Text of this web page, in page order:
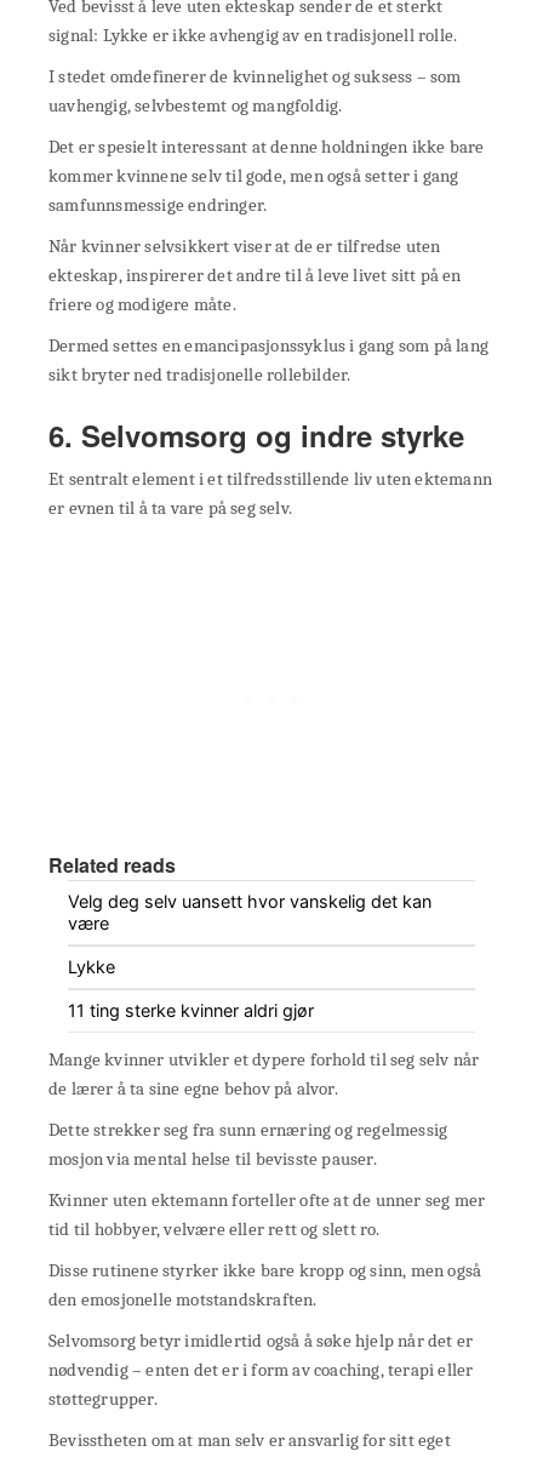
Ved bevisst å leve uten ekteskap sender de et sterkt
signal: Lykke er ikke avhengig av en tradisjonell rolle.
I stedet omdefinerer de kvinnelighet og suksess – som
uavhengig, selvbestemt og mangfoldig.
Det er spesielt interessant at denne holdningen ikke bare
kommer kvinnene selv til gode, men også setter i gang
samfunnsmessige endringer.
Når kvinner selvsikkert viser at de er tilfredse uten
ekteskap, inspirerer det andre til å leve livet sitt på en
friere og modigere måte.
Dermed settes en emancipasjonssyklus i gang som på lang
sikt bryter ned tradisjonelle rollebilder.
6. Selvomsorg og indre styrke
Et sentralt element i et tilfredsstillende liv uten ektemann
er evnen til å ta vare på seg selv.
Related reads
Velg deg selv uansett hvor vanskelig det kan
være
Lykke
11 ting sterke kvinner aldri gjør
Mange kvinner utvikler et dypere forhold til seg selv når
de lærer å ta sine egne behov på alvor.
Dette strekker seg fra sunn ernæring og regelmessig
mosjon via mental helse til bevisste pauser.
Kvinner uten ektemann forteller ofte at de unner seg mer
tid til hobbyer, velvære eller rett og slett ro.
Disse rutinene styrker ikke bare kropp og sinn, men også
den emosjonelle motstandskraften.
Selvomsorg betyr imidlertid også å søke hjelp når det er
nødvendig – enten det er i form av coaching, terapi eller
støttegrupper.
Bevisstheten om at man selv er ansvarlig for sitt eget